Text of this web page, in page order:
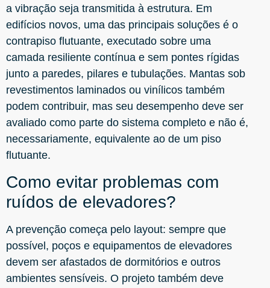
a vibração seja transmitida à estrutura. Em
edifícios novos, uma das principais soluções é o
contrapiso flutuante, executado sobre uma
camada resiliente contínua e sem pontes rígidas
junto a paredes, pilares e tubulações. Mantas sob
revestimentos laminados ou vinílicos também
podem contribuir, mas seu desempenho deve ser
avaliado como parte do sistema completo e não é,
necessariamente, equivalente ao de um piso
flutuante.
Como evitar problemas com
ruídos de elevadores?
A prevenção começa pelo layout: sempre que
possível, poços e equipamentos de elevadores
devem ser afastados de dormitórios e outros
ambientes sensíveis. O projeto também deve